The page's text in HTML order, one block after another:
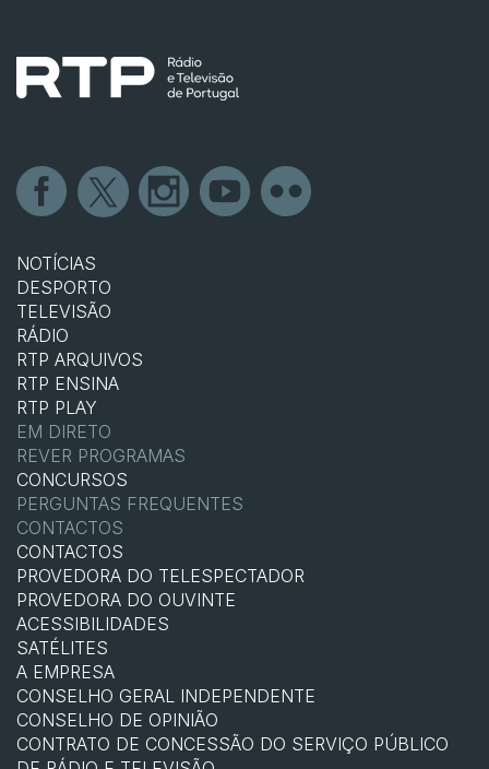
NOTÍCIAS
DESPORTO
TELEVISÃO
RÁDIO
RTP ARQUIVOS
RTP ENSINA
RTP PLAY
EM DIRETO
REVER PROGRAMAS
CONCURSOS
PERGUNTAS FREQUENTES
CONTACTOS
CONTACTOS
PROVEDORA DO TELESPECTADOR
PROVEDORA DO OUVINTE
ACESSIBILIDADES
SATÉLITES
A EMPRESA
CONSELHO GERAL INDEPENDENTE
CONSELHO DE OPINIÃO
CONTRATO DE CONCESSÃO DO SERVIÇO PÚBLICO